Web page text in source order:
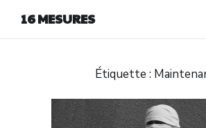
16 MESURES
Étiquette :